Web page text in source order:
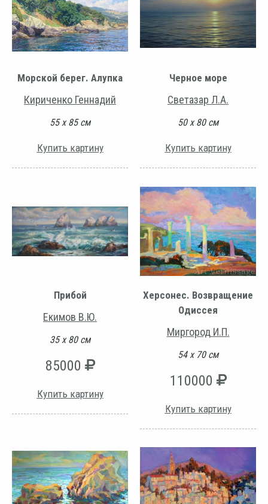
Морской берег. Алупка
Кириченко Геннадий
55 х 85 см
Купить картину
Черное море
Светазар Л.А.
50 х 80 см
Купить картину
Прибой
Екимов В.Ю.
35 х 80 см
85000
Купить картину
Херсонес. Возвращение
Одиссея
Миргород И.П.
54 х 70 см
110000
Купить картину